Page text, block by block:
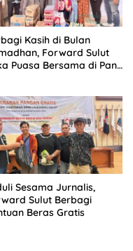
Kasih di Bulan
Forward Sulut
Puasa Bersama di Panti
Sesama Jurnalis,
Sulut Berbagi
Beras Gratis